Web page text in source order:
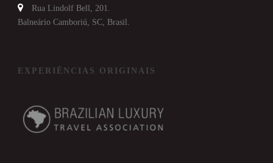
Rua Lindolf Bell, 201.
Balneário Camboriú, SC, Brasil.
EXPERIÊNCIAS ORIGINAIS